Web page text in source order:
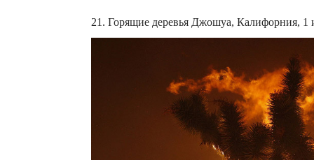
21. Горящие деревья Джошуа, Калифорния,